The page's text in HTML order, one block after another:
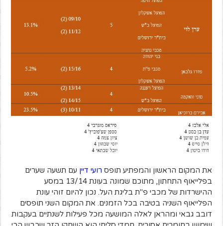
את המקום הראשון והמפתיע תופסרועי דיין עם תשעה שערים
בפלייאוף התחתון, מתוכם שמונה בעונת 13/14 במסע
ההישרדות של מכבי פ"ת בליגת העל. נכון להיום זוהי עונת
הפלייאוף השניה בטיבה בכל הזמנים. את המקום השני תופסים
דובב גבאי ומהראן לאלה המושעה מכל פעילות לשנתיים בעקבות